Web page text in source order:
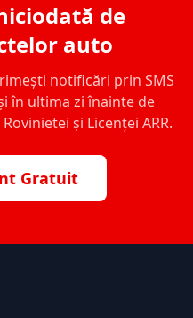
de
auto
notificări prin SMS
în ultima zi înainte de
și Licenței ARR.
Gratuit